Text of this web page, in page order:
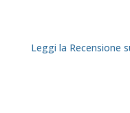
Leggi la Recensione